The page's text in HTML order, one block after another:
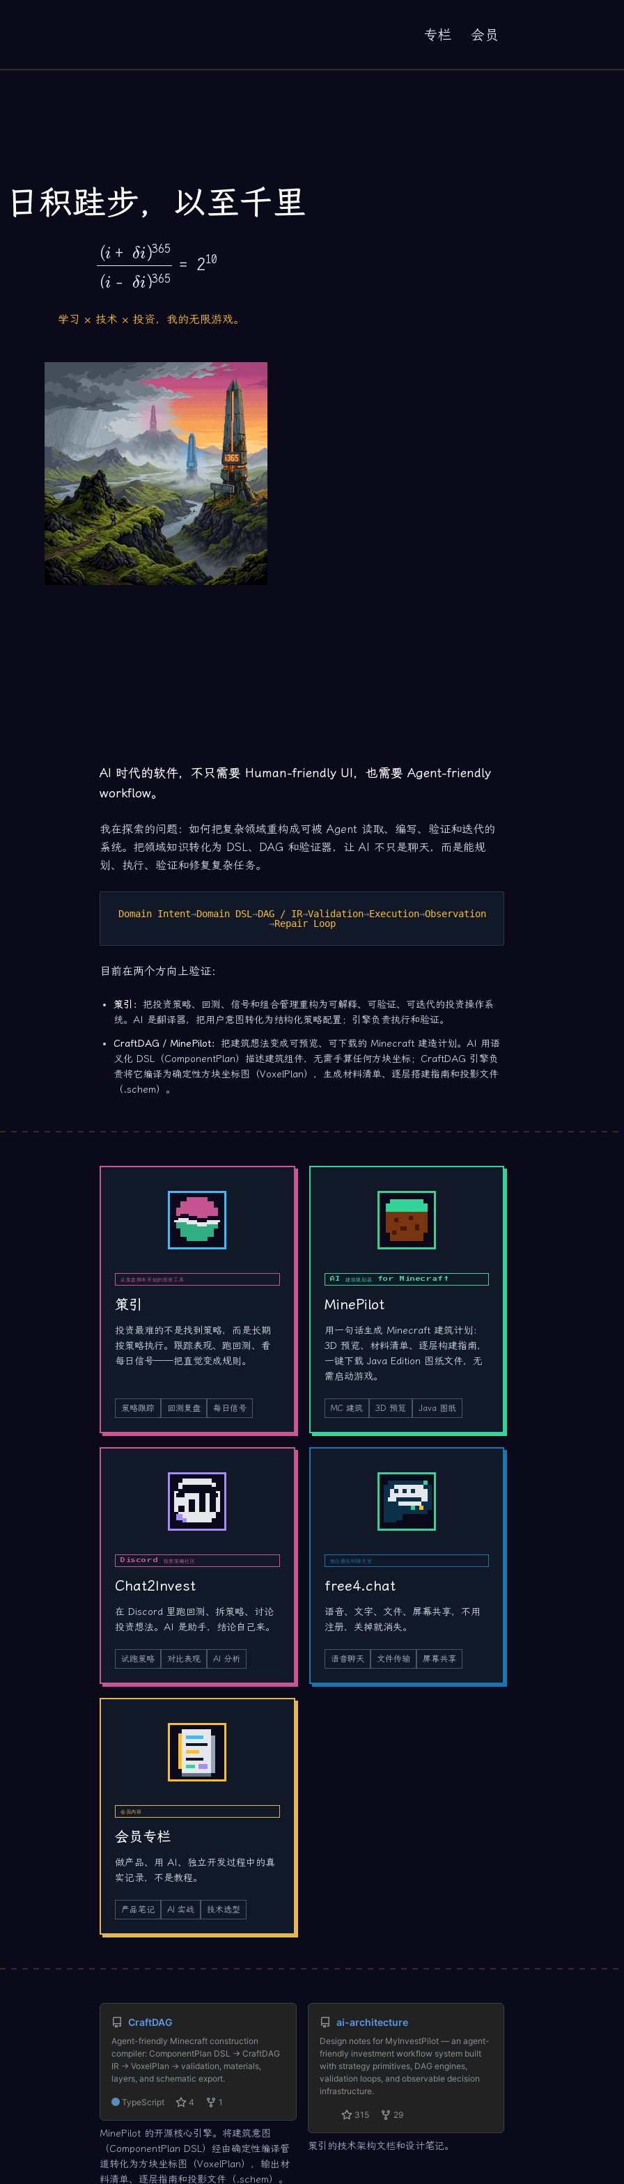
专栏 会员
日积跬步，以至千里
i+ 365(i−
学习 × 技术 × 投资，我的无限游戏。
AI 时代的软件，不只需要 Human-friendly UI，也需要 Agent-friendly
workflow。
我在探索的问题：如何把复杂领域重构成可被 Agent 读取、编写、验证和迭代的
系统。把领域知识转化为 DSL、DAG 和验证器，让 AI 不只是聊天，而是能规
划、执行、验证和修复复杂任务。
Domain Intent→Domain DSL →DAG / IR→Validation→Execution→Observation
→Repair Loop
目前在两个方向上验证：
策引：把投资策略、回测、信号和组合管理重构为可解释、可验证、可迭代的投资操作系
统。AI 是翻译器，把用户意图转化为结构化策略配置；引擎负责执行和验证。
CraftDAG / MinePilot：把建筑想法变成可预览、可下载的 Minecraft 建造计划。AI 用语
义化 DSL（ComponentPlan）描述建筑组件，无需手算任何方块坐标；CraftDAG 引擎负
责将它编译为确定性方块坐标图（VoxelPlan），生成材料清单、逐层搭建指南和投影文件
（.schem）。
从复盘脚本开始的投资工具
策引
投资最难的不是找到策略，而是长期
按策略执行。跟踪表现、跑回测、看
每日信号——把直觉变成规则。
策略跟踪 回测复盘 每日信号
AI 建筑规划器 for Minecraft
MinePilot
用一句话生成 Minecraft 建筑计划：
3D 预览、材料清单、逐层构建指南，
一键下载 Java Edition 图纸文件，无
需启动游戏。
MC 建筑 3D 预览 Java 图纸
Discord 投资策略社区
Chat2Invest
在 Discord 里跑回测、拆策略、讨论
投资想法。AI 是助手，结论自己来。
试跑策略 对比表现 AI 分析
免注册实时聊天室
free4.chat
语音、文字、文件、屏幕共享，不用
注册，关掉就消失。
语音聊天 文件传输 屏幕共享
会员内容
会员专栏
做产品、用 AI、独立开发过程中的真
实记录，不是教程。
产品笔记 AI 实战 技术选型
CraftDAG
Agent-friendly Minecraft construction
compiler: ComponentPlan DSL → CraftDAG
IR → VoxelPlan → validation, materials,
layers, and schematic export.
TypeScript 4 1
MinePilot 的开源核心引擎。将建筑意图
（ComponentPlan DSL）经由确定性编译管
道转化为方块坐标图（VoxelPlan），输出材
料清单、逐层指南和投影文件（.schem）。
ai-architecture
Design notes for MyInvestPilot — an agent-
friendly investment workflow system built
with strategy primitives, DAG engines,
validation loops, and observable decision
infrastructure.
315 29
策引的技术架构文档和设计笔记。